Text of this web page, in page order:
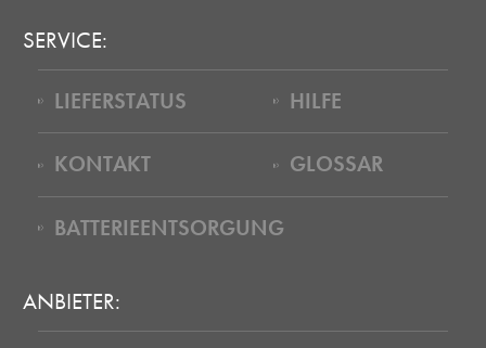
SERVICE:
LIEFERSTATUS HILFE
KONTAKT GLOSSAR
BATTERIEENTSORGUNG
ANBIETER: